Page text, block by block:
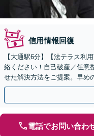
信用情報回復
【大通駅6分】【法テラス利
絡ください！自己破産／任意
せた解決方法をご提案。早め
対応可】【完全個室】
電話でお問い合わ